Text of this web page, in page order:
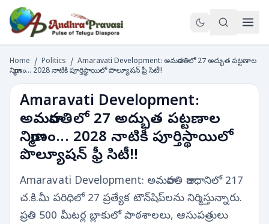
Home / Politics / Amaravati Development: అమరావతిలో 27 అద్భుత పట్టణాల
నిర్మాణం... 2028 నాటికి పూర్తిస్థాయిలో పొల్యూషన్ ఫ్రీ సిటీ!!
Amaravati Development:
అమరావతిలో 27 అద్భుత పట్టణాల
నిర్మాణం... 2028 నాటికి పూర్తిస్థాయిలో
పొల్యూషన్ ఫ్రీ సిటీ!!
Amaravati Development: అమరావతి రాజధానిలో 217
చ.కి.మీ పరిధిలో 27 ప్రత్యేక టౌన్‌షిప్‌లను నిర్మిస్తున్నారు.
ప్రతి 500 మీటర్ల బ్లాకులో పాఠశాలలు, ఆసుపత్రులు